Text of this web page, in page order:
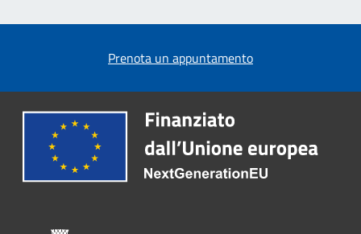
Prenota un appuntamento